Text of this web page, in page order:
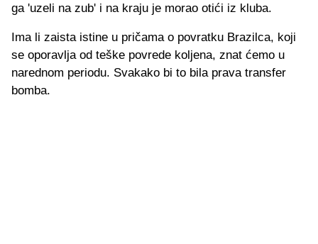
ga 'uzeli na zub' i na kraju je morao otići iz kluba.
Ima li zaista istine u pričama o povratku Brazilca, koji
se oporavlja od teške povrede koljena, znat ćemo u
narednom periodu. Svakako bi to bila prava transfer
bomba.